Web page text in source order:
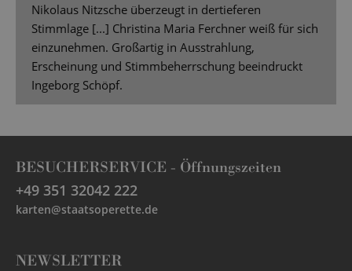
Nikolaus Nitzsche überzeugt in dertieferen
Stimmlage [...] Christina Maria Ferchner weiß für sich
einzunehmen. Großartig in Ausstrahlung,
Erscheinung und Stimmbeherrschung beeindruckt
Ingeborg Schöpf.
BESUCHERSERVICE - Öffnungszeiten
+49 351 32042 222
karten@staatsoperette.de
NEWSLETTER